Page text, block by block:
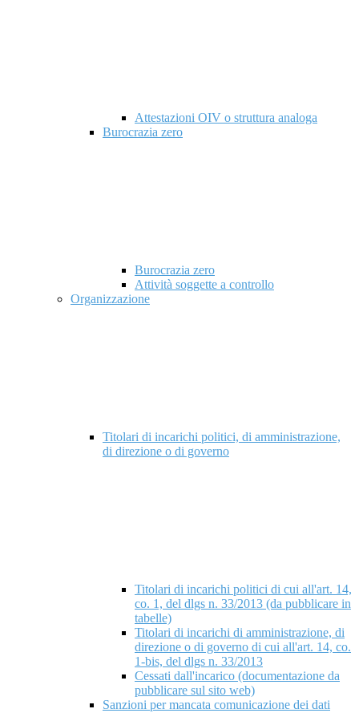
Attestazioni OIV o struttura analoga
Burocrazia zero
Burocrazia zero
Attività soggette a controllo
Organizzazione
Titolari di incarichi politici, di amministrazione,
di direzione o di governo
Titolari di incarichi politici di cui all'art. 14,
co. 1, del dlgs n. 33/2013 (da pubblicare in
tabelle)
Titolari di incarichi di amministrazione, di
direzione o di governo di cui all'art. 14, co.
1-bis, del dlgs n. 33/2013
Cessati dall'incarico (documentazione da
pubblicare sul sito web)
Sanzioni per mancata comunicazione dei dati